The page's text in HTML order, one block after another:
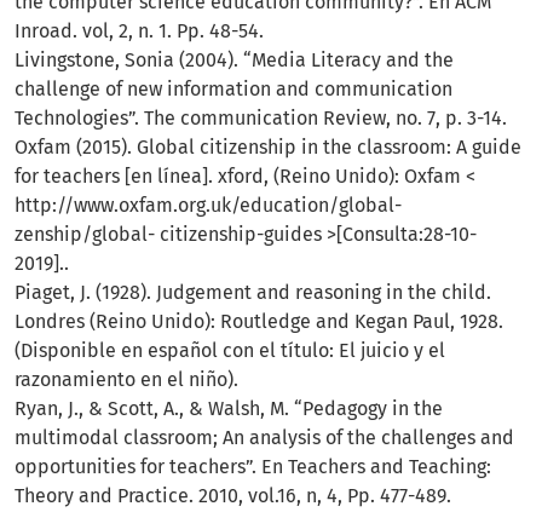
Inroad. vol, 2, n. 1. Pp. 48-54.
Livingstone, Sonia (2004). “Media Literacy and the
challenge of new information and communication
Technologies”. The communication Review, no. 7, p. 3-14.
Oxfam (2015). Global citizenship in the classroom: A guide
for teachers [en línea]. xford, (Reino Unido): Oxfam <
http://www.oxfam.org.uk/education/global-
zenship/global- citizenship-guides >[Consulta:28-10-
2019]..
Piaget, J. (1928). Judgement and reasoning in the child.
Londres (Reino Unido): Routledge and Kegan Paul, 1928.
(Disponible en español con el título: El juicio y el
razonamiento en el niño).
Ryan, J., & Scott, A., & Walsh, M. “Pedagogy in the
multimodal classroom; An analysis of the challenges and
opportunities for teachers”. En Teachers and Teaching:
Theory and Practice. 2010, vol.16, n, 4, Pp. 477-489.